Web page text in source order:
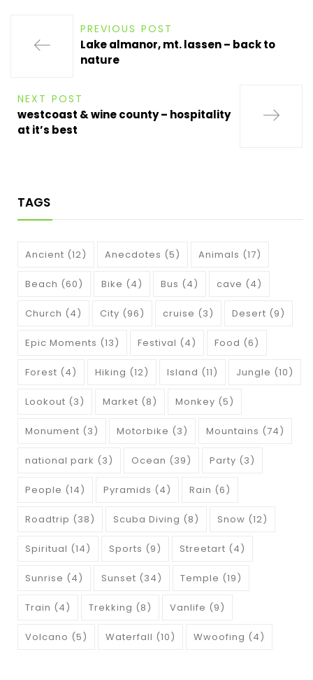
PREVIOUS POST
Lake almanor, mt. lassen – back to
nature
NEXT POST
westcoast & wine county – hospitality
at it’s best
TAGS
Ancient (12) Anecdotes (5) Animals (17)
Beach (60) Bike (4) Bus (4) cave (4)
Church (4) City (96) cruise (3) Desert (9)
Epic Moments (13) Festival (4) Food (6)
Forest (4) Hiking (12) Island (11) Jungle (10)
Lookout (3) Market (8) Monkey (5)
Monument (3) Motorbike (3) Mountains (74)
national park (3) Ocean (39) Party (3)
People (14) Pyramids (4) Rain (6)
Roadtrip (38) Scuba Diving (8) Snow (12)
Spiritual (14) Sports (9) Streetart (4)
Sunrise (4) Sunset (34) Temple (19)
Train (4) Trekking (8) Vanlife (9)
Volcano (5) Waterfall (10) Wwoofing (4)